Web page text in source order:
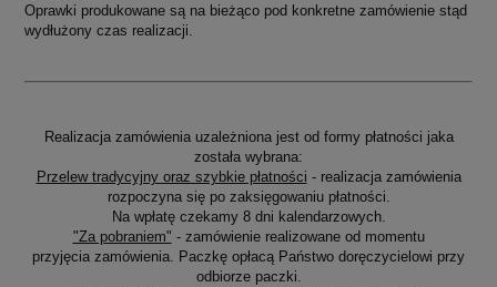
Oprawki produkowane są na bieżąco pod konkretne zamówienie stąd
wydłużony czas realizacji.
Realizacja zamówienia uzależniona jest od formy płatności jaka
została wybrana:
Przelew tradycyjny oraz szybkie płatności - realizacja zamówienia
rozpoczyna się po zaksięgowaniu płatności.
Na wpłatę czekamy 8 dni kalendarzowych.
"Za pobraniem" - zamówienie realizowane od momentu
przyjęcia zamówienia. Paczkę opłacą Państwo doręczycielowi przy
odbiorze paczki.